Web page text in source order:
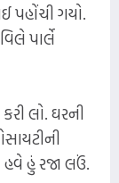
પહોંચી ગયો.
પાર્લે
લો. ઘરની
હવે હું રજા લઉં.